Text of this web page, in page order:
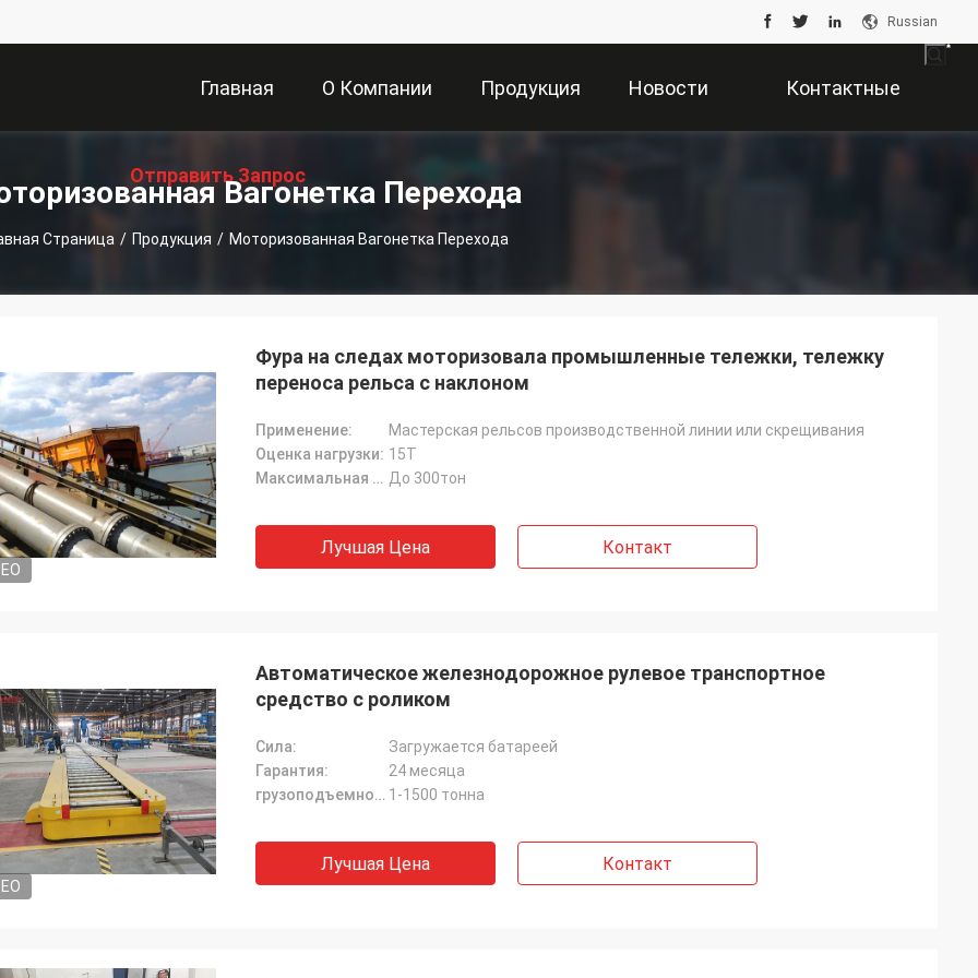
Russian
Главная
Страница
О Компании Продукция Новости Контактные
Данные
Отправить ЗапросВагонетка Перехода
Страница / Продукция / Моторизованная Вагонетка Перехода
Фура на следах моторизовала промышленные тележки, тележку
переноса рельса с наклоном
Применение:
Мастерская рельсов производственной линии или скрещивания
Оценка нагрузки: 15T
Максимальная емкость: До 300тон
Лучшая Цена Контакт
Автоматическое железнодорожное рулевое транспортное
средство с роликом
Сила:
Загружается батареей
Гарантия:
24 месяца
грузоподъемность: 1-1500 тонна
Лучшая Цена Контакт